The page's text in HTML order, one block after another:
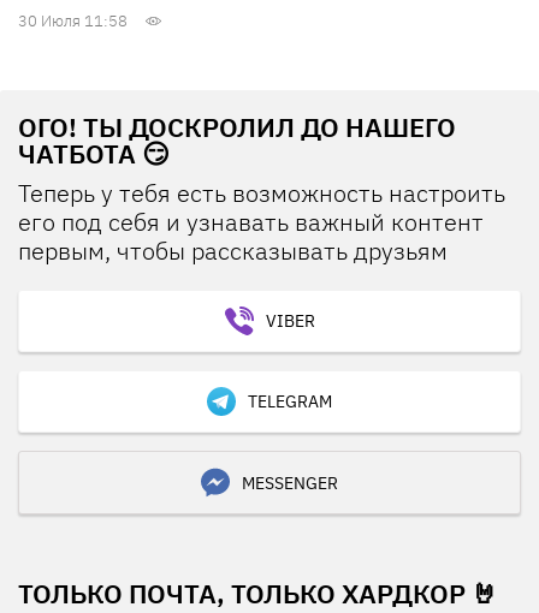
30 Июля 11:58
ОГО! ТЫ ДОСКРОЛИЛ ДО НАШЕГО
ЧАТБОТА 😏
Теперь у тебя есть возможность настроить
его под себя и узнавать важный контент
первым, чтобы рассказывать друзьям
VIBER
TELEGRAM
MESSENGER
ТОЛЬКО ПОЧТА, ТОЛЬКО ХАРДКОР 🤘